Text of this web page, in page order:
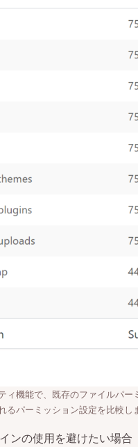
機能で、既存のファイルパー
るパーミッション設定を比較し
ンの使用を避けたい場合